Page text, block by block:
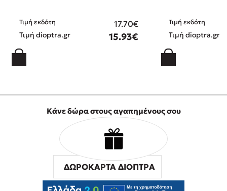
Τιμή εκδότη 17.70€
Τιμή dioptra.gr 15.93€
Τιμή εκδότη
Τιμή dioptra.gr
Κάνε δώρα στους αγαπημένους σου
ΔΩΡΟΚΑΡΤΑ ΔΙΟΠΤΡΑ